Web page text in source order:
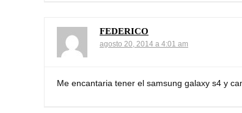
FEDERICO
agosto 20, 2014 a 4:01 am
Me encantaria tener el samsung galaxy s4 y